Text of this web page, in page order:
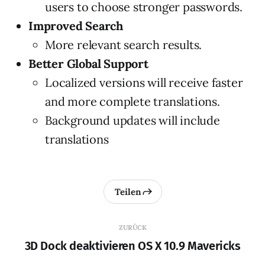
users to choose stronger passwords.
Improved Search
More relevant search results.
Better Global Support
Localized versions will receive faster
and more complete translations.
Background updates will include
translations
ZURÜCK
3D Dock deaktivieren OS X 10.9 Mavericks
Teilen